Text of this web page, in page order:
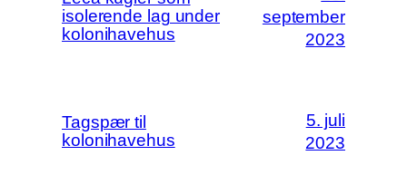
isolerende lag under
kolonihavehus
september
2023
Tagspær til
kolonihavehus
5. juli
2023